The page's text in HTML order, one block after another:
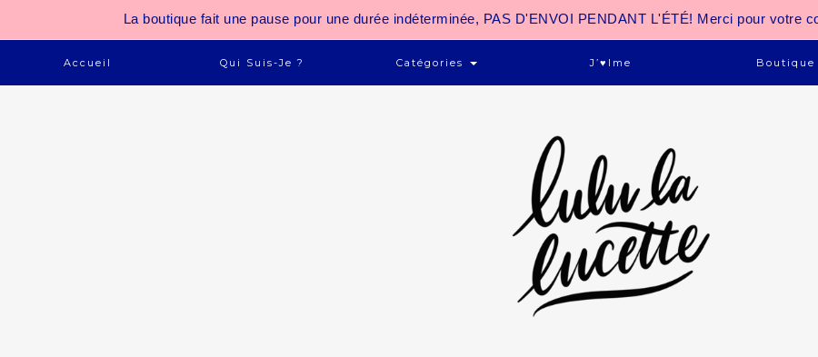
La boutique fait une pause pour une durée indéterminée, PAS D'ENVOI PENDANT L'ÉTÉ! Merci pour votre
Accueil Qui Suis-Je ? Catégories J’♥ime Boutique